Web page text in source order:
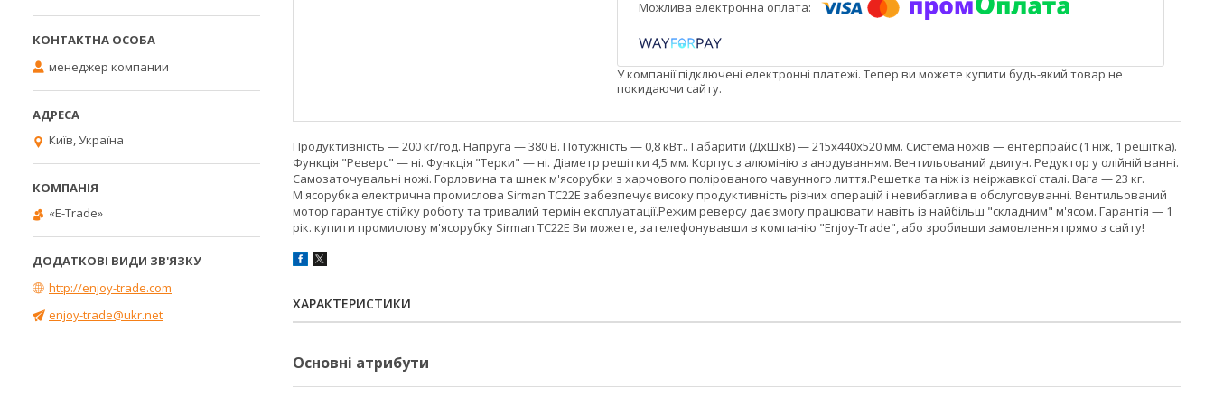
У компанії підключені електронні платежі. Тепер ви можете купити будь-який товар не
покидаючи сайту.
Продуктивність — 200 кг/год. Напруга — 380 В. Потужність — 0,8 кВт.. Габарити (ДхШхВ) — 215x440х520 мм. Система ножів — ентерпрайс (1 ніж, 1 решітка).
Функція "Реверс" — ні. Функція "Терки" — ні. Діаметр решітки 4,5 мм. Корпус з алюмінію з анодуванням. Вентильований двигун. Редуктор у олійній ванні.
Самозаточувальні ножі. Горловина та шнек м'ясорубки з харчового полірованого чавунного лиття.Решетка та ніж із неіржавкої сталі. Вага — 23 кг.
М'ясорубка електрична промислова Sirman TC22E забезпечує високу продуктивність різних операцій і невибаглива в обслуговуванні. Вентильований
мотор гарантує стійку роботу та тривалий термін експлуатації.Режим реверсу дає змогу працювати навіть із найбільш "складним" м'ясом. Гарантія — 1
рік. купити промислову м'ясорубку Sirman TC22E Ви можете, зателефонувавши в компанію "Enjoy-Trade", або зробивши замовлення прямо з сайту!
ХАРАКТЕРИСТИКИ
Основні атрибути
менеджер компании
Київ, Україна
«E-Trade»
http://enjoy-trade.com
enjoy-trade@ukr.net